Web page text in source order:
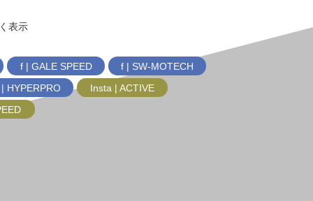
表示
f | GALE SPEED
f | SW-MOTECH
HYPERPRO
Insta | ACTIVE